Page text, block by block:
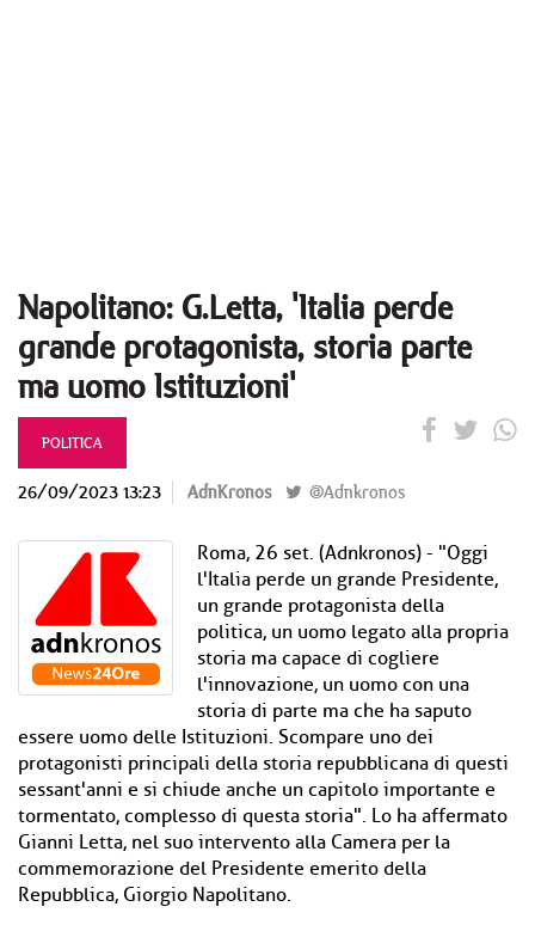
Napolitano: G.Letta, 'Italia perde
grande protagonista, storia parte
ma uomo Istituzioni'
POLITICA
26/09/2023 13:23 AdnKronos @Adnkronos
Roma, 26 set. (Adnkronos) - "Oggi
l'Italia perde un grande Presidente,
un grande protagonista della
politica, un uomo legato alla propria
storia ma capace di cogliere
l'innovazione, un uomo con una
storia di parte ma che ha saputo
essere uomo delle Istituzioni. Scompare uno dei
protagonisti principali della storia repubblicana di questi
sessant'anni e si chiude anche un capitolo importante e
tormentato, complesso di questa storia". Lo ha affermato
Gianni Letta, nel suo intervento alla Camera per la
commemorazione del Presidente emerito della
Repubblica, Giorgio Napolitano.